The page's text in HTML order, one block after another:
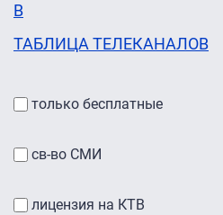
B
ТАБЛИЦА ТЕЛЕКАНАЛОВ
только бесплатные
св-во СМИ
лицензия на КТВ